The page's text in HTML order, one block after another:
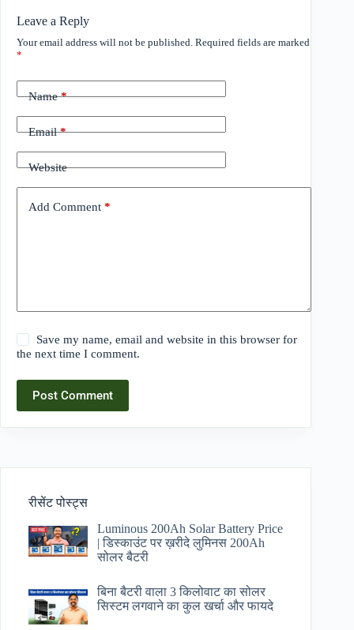
Leave a Reply
Your email address will not be published. Required fields are marked
*
Name*
Email*
Website
Add Comment *
Save my name, email and website in this browser for
the next time I comment.
Post Comment
रीसेंट पोस्ट्स
Luminous 200Ah Solar Battery Price​
| डिस्काउंट पर ख़रीदे लुमिनस 200Ah
सोलर बैटरी
बिना बैटरी वाला 3 किलोवाट का सोलर
सिस्टम लगवाने का कुल खर्चा और फायदे